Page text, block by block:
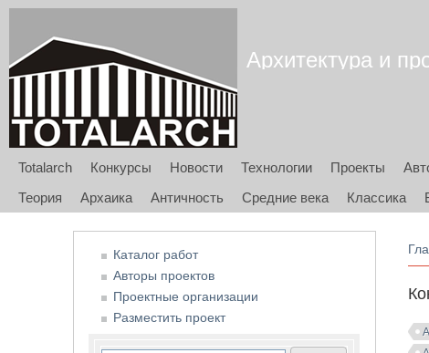
Архитектура и
Totalarch Конкурсы Новости Технологии Проекты
Теория
Архаика Античность Средние века Классика
Каталог работ
Авторы проектов
Проектные организации
Разместить проект